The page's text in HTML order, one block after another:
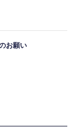
お願い